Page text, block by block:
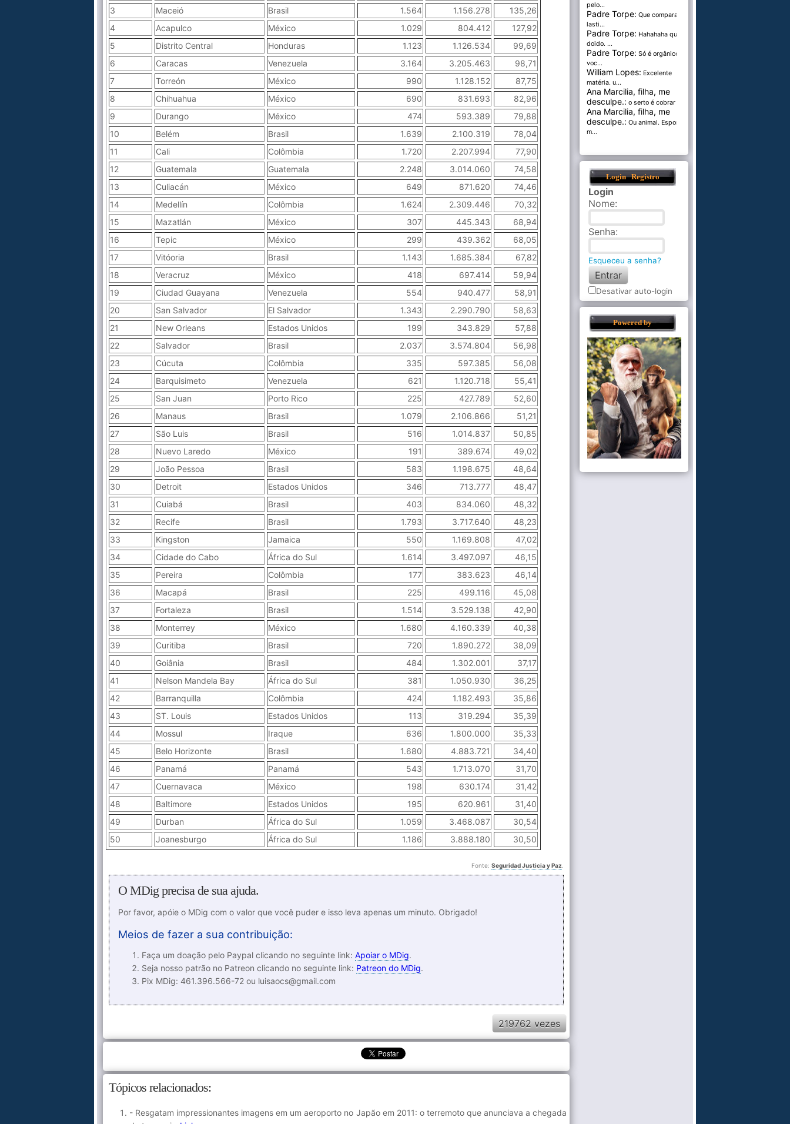
3
Maceió Brasil 1.564 1.156.278
135,26
4
Acapulco México 1.029 804.412
127,92
5
Distrito Central Honduras 1.123 1.126.534
99,69
6
Caracas Venezuela 3.164 3.205.463
98,71
7
Torreón México 990 1.128.152
87,75
8
Chihuahua México 690 831.693
82,96
9
Durango México 474 593.389
79,88
10
Belém Brasil 1.639 2.100.319
78,04
11
Cali Colômbia 1.720 2.207.994
77,90
12
Guatemala Guatemala 2.248 3.014.060
74,58
13
Culiacán México 649 871.620
74,46
14
Medellín Colômbia 1.624 2.309.446
70,32
15
Mazatlán México 307 445.343
68,94
16
Tepic México 299 439.362
68,05
17
Vitóoria Brasil 1.143 1.685.384
67,82
18
Veracruz México 418 697.414
59,94
19
Ciudad Guayana Venezuela 554 940.477
58,91
20
San Salvador El Salvador 1.343 2.290.790
58,63
21
New Orleans Estados Unidos 199 343.829
57,88
22
Salvador Brasil 2.037 3.574.804
56,98
23
Cúcuta Colômbia 335 597.385
56,08
24
Barquisimeto Venezuela 621 1.120.718
55,41
25
San Juan Porto Rico 225 427.789
52,60
26
Manaus Brasil 1.079 2.106.866
51,21
27
São Luis Brasil 516 1.014.837
50,85
28
Nuevo Laredo México 191 389.674
49,02
29
João Pessoa Brasil 583 1.198.675
48,64
30
Detroit Estados Unidos 346 713.777
48,47
31
Cuiabá Brasil 403 834.060
48,32
32
Recife Brasil 1.793 3.717.640
48,23
33
Kingston Jamaica 550 1.169.808
47,02
34
Cidade do Cabo África do Sul 1.614 3.497.097
46,15
35
Pereira Colômbia 177 383.623
46,14
36
Macapá Brasil 225 499.116
45,08
37
Fortaleza Brasil 1.514 3.529.138
42,90
38
Monterrey México 1.680 4.160.339
40,38
39
Curitiba Brasil 720 1.890.272
38,09
40
Goiânia Brasil 484 1.302.001
37,17
41
Nelson Mandela Bay África do Sul 381 1.050.930
36,25
42
Barranquilla Colômbia 424 1.182.493
35,86
43
ST. Louis Estados Unidos 113 319.294
35,39
44
Mossul Iraque 636 1.800.000
35,33
45
Belo Horizonte Brasil 1.680 4.883.721
34,40
46
Panamá Panamá 543 1.713.070
31,70
47
Cuernavaca México 198 630.174
31,42
48
Baltimore Estados Unidos 195 620.961
31,40
49
Durban África do Sul 1.059 3.468.087
30,54
50
Joanesburgo África do Sul 1.186 3.888.180 30,50
Fonte: Seguridad Justicia y Paz
O MDig precisa de sua ajuda.
Por favor, apóie o MDig com o valor que você puder e isso leva apenas um minuto. Obrigado!
Meios de fazer a sua contribuição:
Faça um doação pelo Paypal clicando no seguinte link: Apoiar o MDig.
Seja nosso patrão no Patreon clicando no seguinte link: Patreon do MDig.
Pix MDig: 461.396.566-72 ou luisaocs@gmail.com
219762 vezes
Tópicos relacionados:
- Resgatam impressionantes imagens em um aeroporto no Japão em 2011: o terremoto que anunciava a chegada
pelo...
Padre Torpe: Que comparação
lasti...
Padre Torpe: Hahahaha que
doido. ...
Padre Torpe: Só é orgânico se
voc...
William Lopes: Excelente
matéria. u...
Ana Marcilia, filha, me
desculpe.: o serto é cobrar pel...
Ana Marcilia, filha, me
desculpe.: Ou animal. Esponja
m...
Login Registro
Login
Nome:
Senha:
Esqueceu a senha?
Desativar auto-login
Powered by